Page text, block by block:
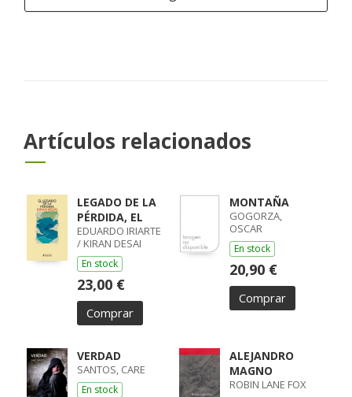
Artículos relacionados
LEGADO DE LA
PÉRDIDA, EL
EDUARDO IRIARTE
/ KIRAN DESAI
En stock
23,00 €
Comprar
MONTAÑA
GOGORZA,
OSCAR
En stock
20,90 €
Comprar
VERDAD
SANTOS, CARE
En stock
ALEJANDRO
MAGNO
ROBIN LANE FOX